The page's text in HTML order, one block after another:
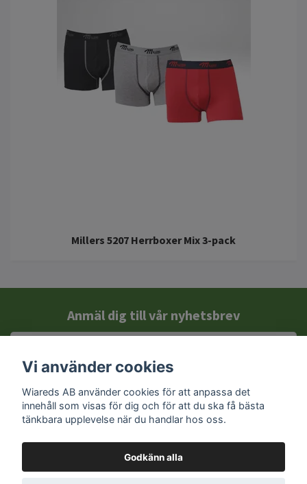
Millers 5207 Herrboxer Mix 3-pack
Anmäl dig till vår nyhetsbrev
Kontakt
Vi använder cookies
Wiareds AB använder cookies för att anpassa det
innehåll som visas för dig och för att du ska få bästa
tänkbara upplevelse när du handlar hos oss.
Godkänn alla